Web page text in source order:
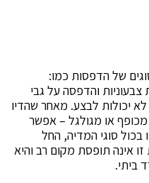
של הדפסות כמו:
והדפסה על גבי
יכולות לבצע. מאחר שהדיו
או מגולגל – אפשר
סוגי המדיה, החל
אינה תופסת מקום רב והיא
ביתי.